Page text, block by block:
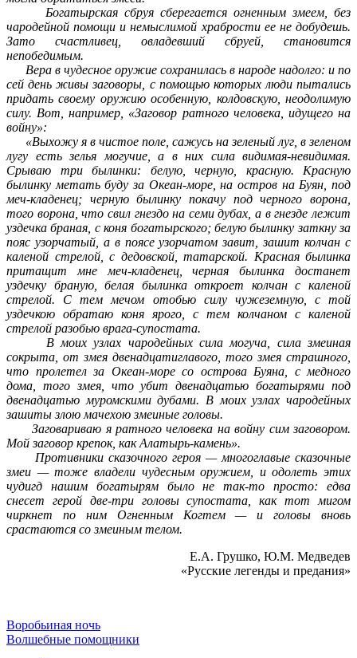
Богатырская сбруя сберегается огненным змеем, без
чародейной помощи и немыслимой храбрости ее не добудешь.
Зато счастливец, овладевший сбруей, становится
непобедимым.
Вера в чудесное оружие сохранилась в народе надолго: и по
сей день живы заговоры, с помощью которых люди пытались
придать своему оружию особенную, колдовскую, неодолимую
силу. Вот, например, «Заговор ратного человека, идущего на
войну»:
«Выхожу я в чистое поле, сажусь на зеленый луг, в зеленом
лугу есть зелья могучие, а в них сила видимая-невидимая.
Срываю три былинки: белую, черную, красную. Красную
былинку метать буду за Океан-море, на остров на Буян, под
меч-кладенец; черную былинку покачу под черного ворона,
того ворона, что свил гнездо на семи дубах, а в гнезде лежит
уздечка браная, с коня богатырского; белую былинку заткну за
пояс узорчатый, а в поясе узорчатом завит, зашит колчан с
каленой стрелой, с дедовской, татарской. Красная былинка
притащит мне меч-кладенец, черная былинка достанет
уздечку браную, белая былинка откроет колчан с каленой
стрелой. С тем мечом отобью силу чужеземную, с той
уздечкою обратаю коня ярого, с тем колчаном с каленой
стрелой разобью врага-супостата.
В моих узлах чародейных сила могуча, сила змеиная
сокрыта, от змея двенадцатиглавого, того змея страшного,
что пролетел за Океан-море со острова Буяна, с медного
дома, того змея, что убит двенадцатью богатырями под
двенадцатью муромскими дубами. В моих узлах чародейных
зашиты злою мачехою змеиные головы.
Заговариваю я ратного человека на войну сим заговором.
Мой заговор крепок, как Алатырь-камень».
Противники сказочного героя — многоглавые сказочные
змеи — тоже владели чудесным оружием, и одолеть этих
чудигд нашим богатырям было не так-то просто: едва
снесет герой две-три головы супостата, как тот мигом
чиркнет по ним Огненным Когтем — и головы вновь
срастаются со змеиным телом.
Е.А. Грушко, Ю.М. Медведев
«Русские легенды и предания»
Воробьиная ночь
Волшебные помощники